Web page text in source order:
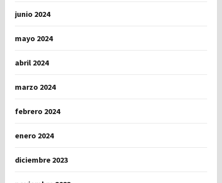
junio 2024
mayo 2024
abril 2024
marzo 2024
febrero 2024
enero 2024
diciembre 2023